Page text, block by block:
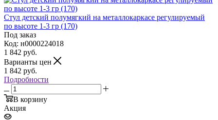
Стул детский полумягкий на металлокаркасе регулируемый
по высоте 1-3 гр (170)
Под заказ
Код: н0000224018
1 842 руб.
Варианты цен
1 842 руб.
Подробности
В корзину
Акция